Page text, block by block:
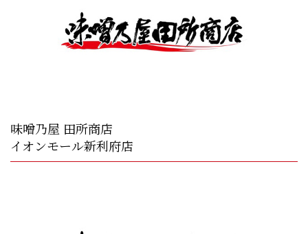
味噌乃屋 田所商店
イオンモール新利府店